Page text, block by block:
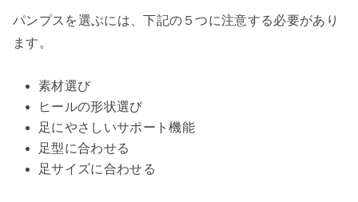
パンプスを選ぶには、下記の５つに注意する必要があり
ます。
素材選び
ヒールの形状選び
足にやさしいサポート機能
足型に合わせる
足サイズに合わせる